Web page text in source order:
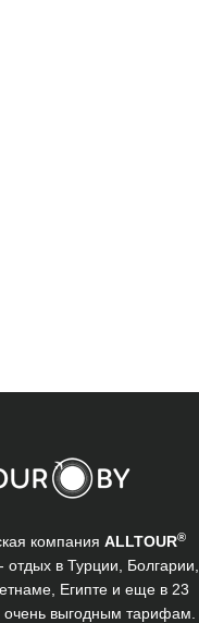
компания ALLTOUR®
- отдых в Турции, Болгарии,
Египте и еще в 23
очень выгодным тарифам.